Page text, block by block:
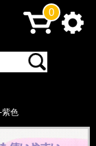
紫色
0